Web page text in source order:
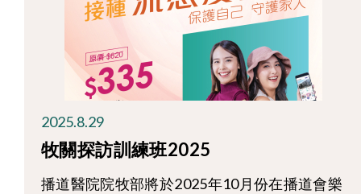
2025.8.29
牧關探訪訓練班2025
播道醫院院牧部將於2025年10月份在播道會樂